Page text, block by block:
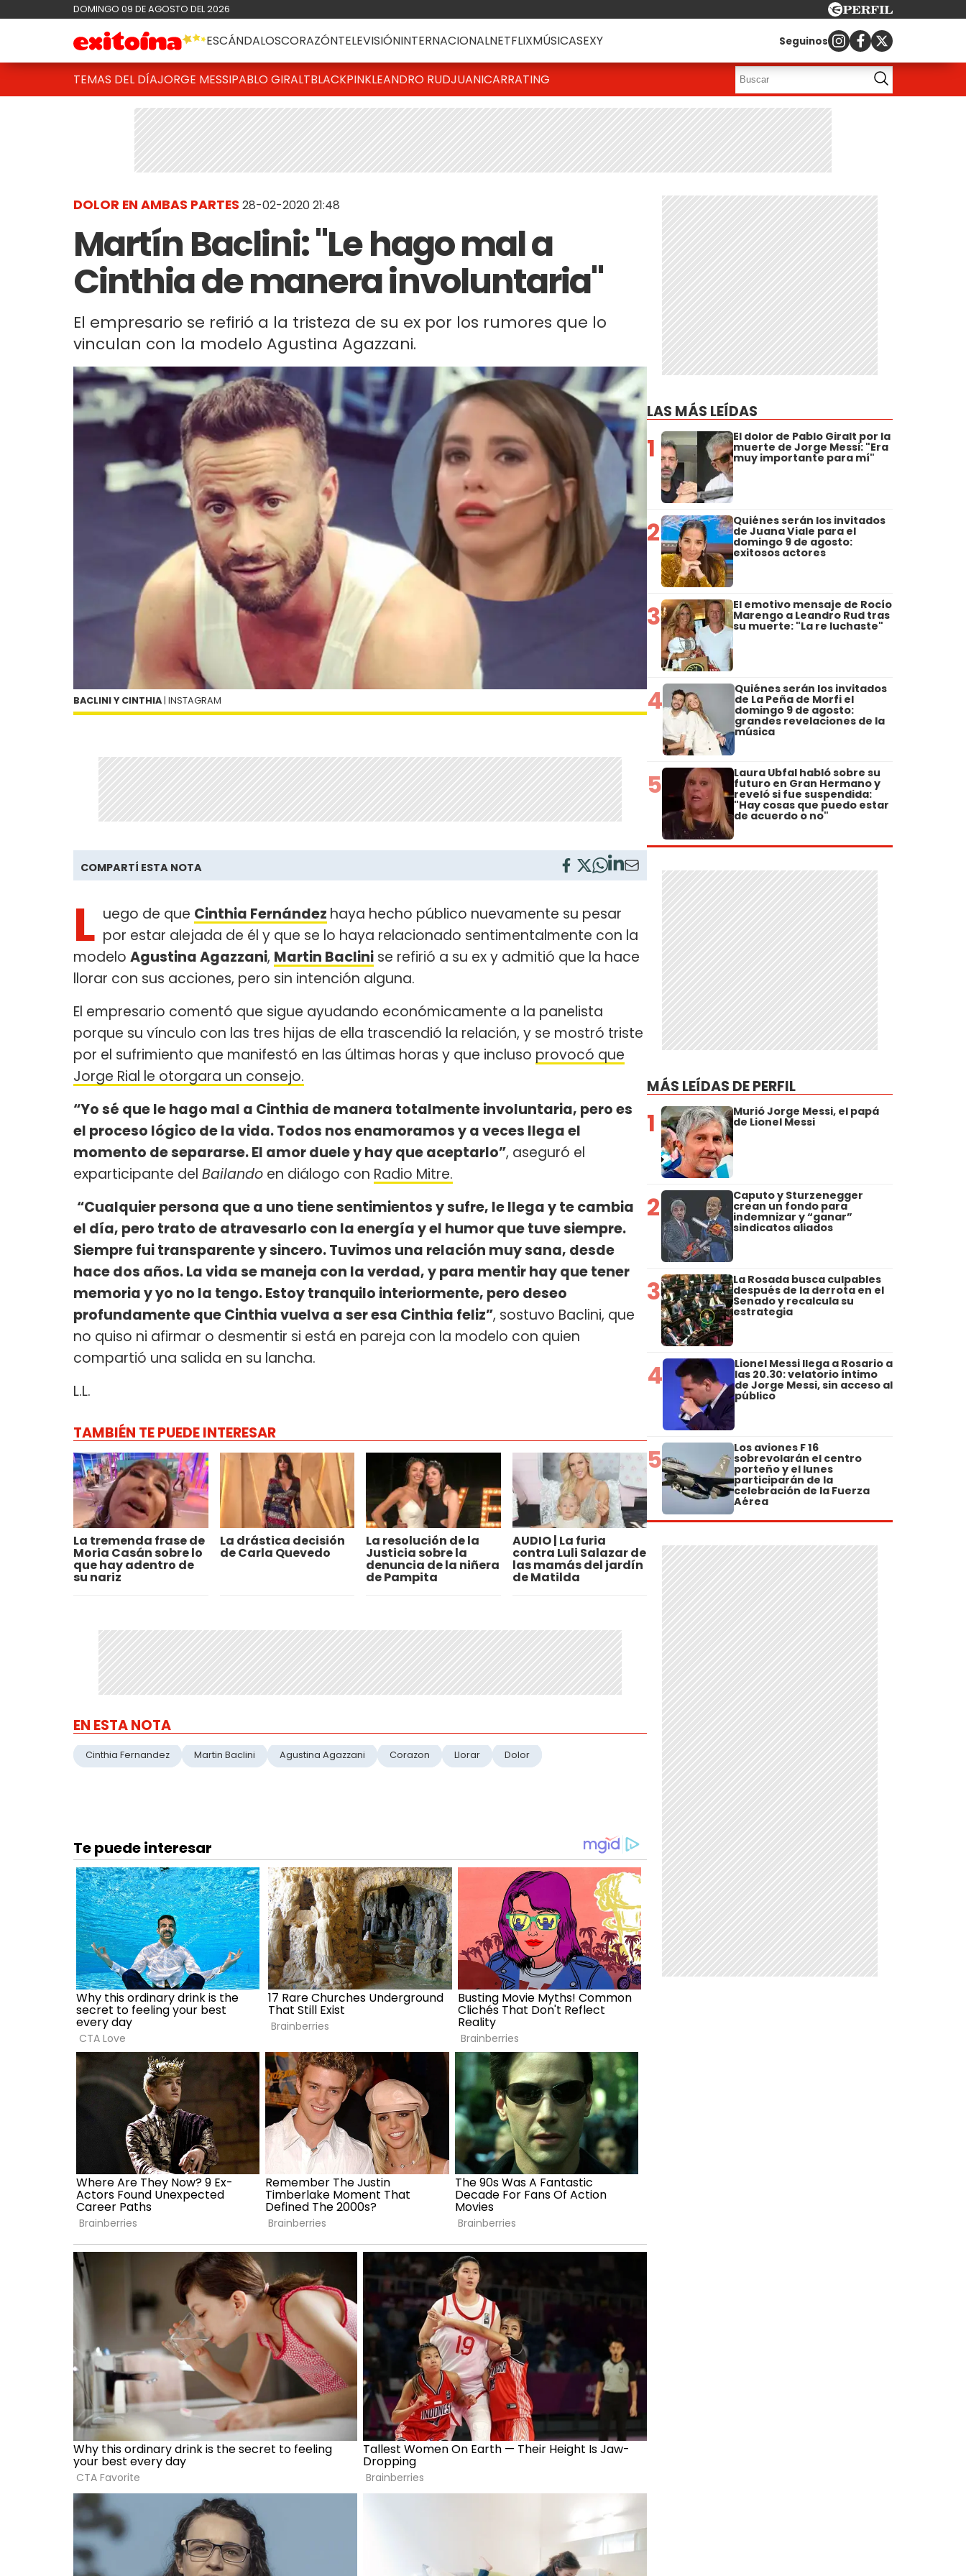
DOMINGO 09 DE AGOSTO DEL 2026
ESCÁNDALOSCORAZÓNTELEVISIÓNINTERNACIONALNETFLIXMÚSICASEXY Seguinos
TEMAS DEL DÍAJORGE MESSIPABLO GIRALTBLACKPINKLEANDRO RUDJUANICARRATING
DOLOR EN AMBAS PARTES 28-02-2020 21:48
Martín Baclini: "Le hago mal a
Cinthia de manera involuntaria"
El empresario se refirió a la tristeza de su ex por los rumores que lo
vinculan con la modelo Agustina Agazzani.
BACLINI Y CINTHIA | INSTAGRAM
COMPARTÍ ESTA NOTA
L uego de que Cinthia Fernández haya hecho público nuevamente su pesar
por estar alejada de él y que se lo haya relacionado sentimentalmente con la
modelo Agustina Agazzani, Martin Baclini se refirió a su ex y admitió que la hace
llorar con sus acciones, pero sin intención alguna.
El empresario comentó que sigue ayudando económicamente a la panelista
porque su vínculo con las tres hijas de ella trascendió la relación, y se mostró triste
por el sufrimiento que manifestó en las últimas horas y que incluso provocó que
Jorge Rial le otorgara un consejo.
“Yo sé que le hago mal a Cinthia de manera totalmente involuntaria, pero es
el proceso lógico de la vida. Todos nos enamoramos y a veces llega el
momento de separarse. El amor duele y hay que aceptarlo”, aseguró el
exparticipante del Bailando en diálogo con Radio Mitre.
“Cualquier persona que a uno tiene sentimientos y sufre, le llega y te cambia
el día, pero trato de atravesarlo con la energía y el humor que tuve siempre.
Siempre fui transparente y sincero. Tuvimos una relación muy sana, desde
hace dos años. La vida se maneja con la verdad, y para mentir hay que tener
memoria y yo no la tengo. Estoy tranquilo interiormente, pero deseo
profundamente que Cinthia vuelva a ser esa Cinthia feliz”, sostuvo Baclini, que
no quiso ni afirmar o desmentir si está en pareja con la modelo con quien
compartió una salida en su lancha.
L.L.
TAMBIÉN TE PUEDE INTERESAR
La tremenda frase de
Moria Casán sobre lo
que hay adentro de
su nariz
La drástica decisión
de Carla Quevedo
La resolución de la
Justicia sobre la
denuncia de la niñera
de Pampita
AUDIO | La furia
contra Luli Salazar de
las mamás del jardín
de Matilda
EN ESTA NOTA
Cinthia Fernandez Martin Baclini Agustina Agazzani Corazon Llorar Dolor
LAS MÁS LEÍDAS
1 El dolor de Pablo Giralt por la
muerte de Jorge Messi: "Era
muy importante para mí"
2 Quiénes serán los invitados
de Juana Viale para el
domingo 9 de agosto:
exitosos actores
3 El emotivo mensaje de Rocío
Marengo a Leandro Rud tras
su muerte: "La re luchaste"
4 Quiénes serán los invitados
de La Peña de Morfi el
domingo 9 de agosto:
grandes revelaciones de la
música
5 Laura Ubfal habló sobre su
futuro en Gran Hermano y
reveló si fue suspendida:
"Hay cosas que puedo estar
de acuerdo o no"
MÁS LEÍDAS DE PERFIL
1 Murió Jorge Messi, el papá
de Lionel Messi
2 Caputo y Sturzenegger
crean un fondo para
indemnizar y “ganar”
sindicatos aliados
3 La Rosada busca culpables
después de la derrota en el
Senado y recalcula su
estrategia
4 Lionel Messi llega a Rosario a
las 20.30: velatorio íntimo
de Jorge Messi, sin acceso al
público
5 Los aviones F 16
sobrevolarán el centro
porteño y el lunes
participarán de la
celebración de la Fuerza
Aérea